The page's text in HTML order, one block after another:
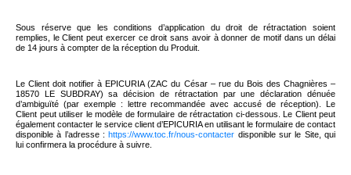
Sous réserve que les conditions d’application du droit de rétractation soient
remplies, le Client peut exercer ce droit sans avoir à donner de motif dans un délai
de 14 jours à compter de la réception du Produit.
Le Client doit notifier à EPICURIA (ZAC du César – rue du Bois des Chagnières –
18570 LE SUBDRAY) sa décision de rétractation par une déclaration dénuée
d’ambiguïté (par exemple : lettre recommandée avec accusé de réception). Le
Client peut utiliser le modèle de formulaire de rétractation ci-dessous.
Le Client peut
également contacter le service client d’EPICURIA en utilisant le formulaire de contact
disponible à l’adresse : https://www.toc.fr/nous-contacter disponible sur le Site, qui
lui confirmera la procédure à suivre